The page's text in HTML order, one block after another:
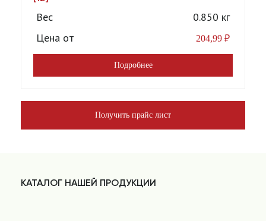
Вес
0.850 кг
Цена от
204,99 ₽
Подробнее
Получить прайс лист
КАТАЛОГ НАШЕЙ ПРОДУКЦИИ